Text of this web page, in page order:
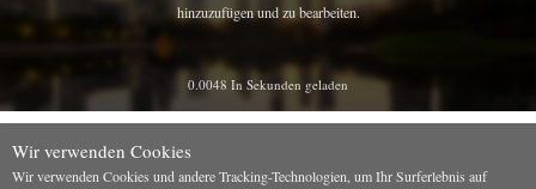
hinzuzufügen und zu bearbeiten.
0.0048 In Sekunden geladen
Wir verwenden Cookies
Wir verwenden Cookies und andere Tracking-Technologien, um Ihr Surferlebnis auf